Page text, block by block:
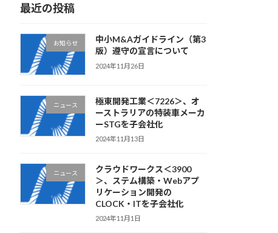
最近の投稿
お知らせ
中小M&Aガイドライン（第3
版）遵守の宣言について
2024年11月26日
ニュース
極東開発工業＜7226＞、オ
ーストラリアの特装車メーカ
ーSTGを子会社化
2024年11月13日
ニュース
クラウドワークス＜3900
＞、ステム構築・Webアプ
リケーション開発の
CLOCK・ITを子会社化
2024年11月1日